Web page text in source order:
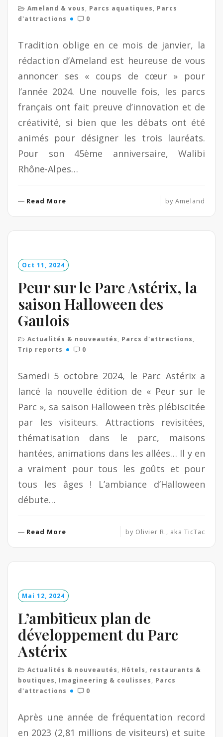
Ameland & vous, Parcs aquatiques, Parcs
d'attractions
0
Tradition oblige en ce mois de janvier, la
rédaction d’Ameland est heureuse de vous
annoncer ses « coups de cœur » pour
l’année 2024. Une nouvelle fois, les parcs
français ont fait preuve d’innovation et de
créativité, si bien que les débats ont été
animés pour désigner les trois lauréats.
Pour son 45ème anniversaire, Walibi
Rhône-Alpes…
Read More
r
by Ameland
Oct 11, 2024
Peur sur le Parc Astérix, la
saison Halloween des
Gaulois
Actualités & nouveautés, Parcs d'attractions,
Trip reports
0
Samedi 5 octobre 2024, le Parc Astérix a
lancé la nouvelle édition de « Peur sur le
Parc », sa saison Halloween très plébiscitée
par les visiteurs. Attractions revisitées,
thématisation dans le parc, maisons
hantées, animations dans les allées… Il y en
a vraiment pour tous les goûts et pour
tous les âges ! L’ambiance d’Halloween
débute…
Read More
r
by Olivier R., aka TicTac
Mai 12, 2024
L’ambitieux plan de
développement du Parc
Astérix
Actualités & nouveautés, Hôtels, restaurants &
boutiques, Imagineering & coulisses, Parcs
d'attractions
0
Après une année de fréquentation record
en 2023 (2,81 millions de visiteurs) et suite